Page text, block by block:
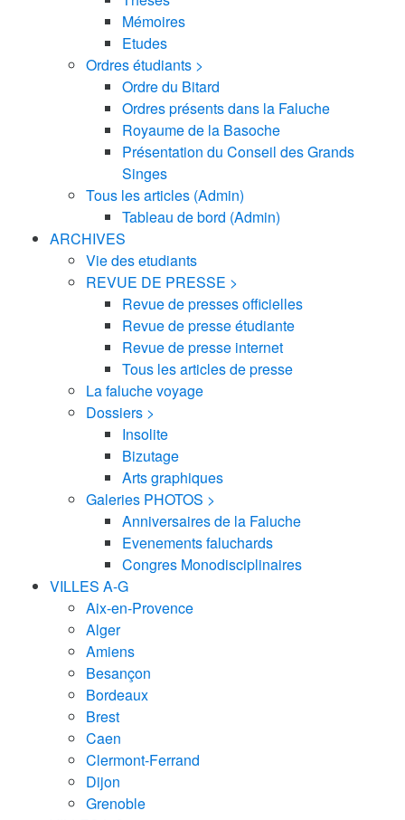
Mémoires
Etudes
Ordres étudiants >
Ordre du Bitard
Ordres présents dans la Faluche
Royaume de la Basoche
Présentation du Conseil des Grands
Singes
Tous les articles (Admin)
Tableau de bord (Admin)
ARCHIVES
Vie des etudiants
REVUE DE PRESSE >
Revue de presses officielles
Revue de presse étudiante
Revue de presse internet
Tous les articles de presse
La faluche voyage
Dossiers >
Insolite
Bizutage
Arts graphiques
Galeries PHOTOS >
Anniversaires de la Faluche
Evenements faluchards
Congres Monodisciplinaires
VILLES A-G
Aix-en-Provence
Alger
Amiens
Besançon
Bordeaux
Brest
Caen
Clermont-Ferrand
Dijon
Grenoble